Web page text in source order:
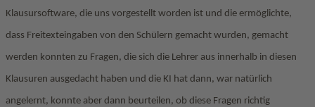
Klausursoftware, die uns vorgestellt worden ist und die ermöglichte,
dass Freitexteingaben von den Schülern gemacht wurden, gemacht
werden konnten zu Fragen, die sich die Lehrer aus innerhalb in diesen
Klausuren ausgedacht haben und die KI hat dann, war natürlich
angelernt, konnte aber dann beurteilen, ob diese Fragen richtig